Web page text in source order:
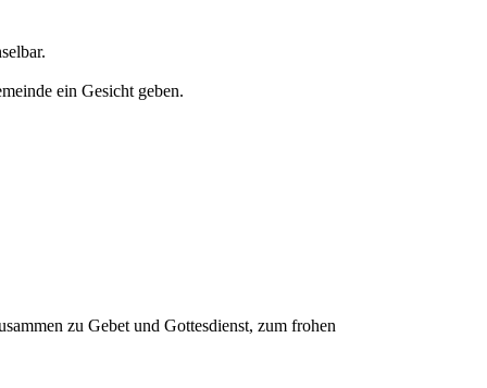
ein Gesicht geben.
zu Gebet und Gottesdienst, zum frohen